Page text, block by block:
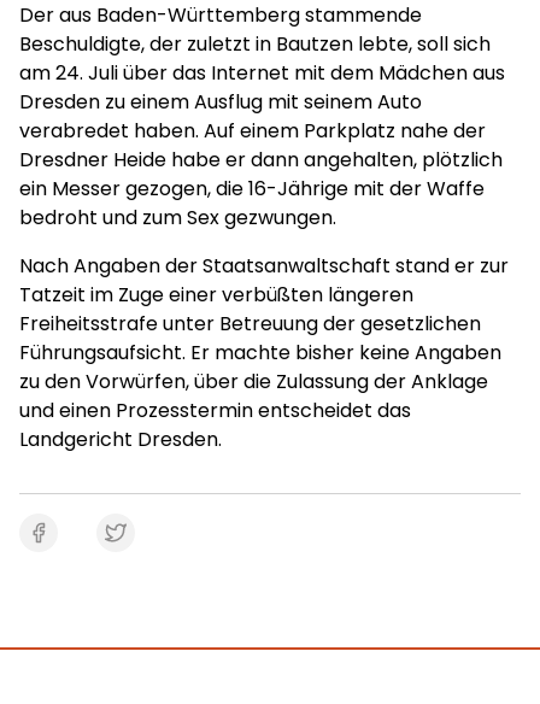
Der aus Baden-Württemberg stammende
Beschuldigte, der zuletzt in Bautzen lebte, soll sich
am 24. Juli über das Internet mit dem Mädchen aus
Dresden zu einem Ausflug mit seinem Auto
verabredet haben. Auf einem Parkplatz nahe der
Dresdner Heide habe er dann angehalten, plötzlich
ein Messer gezogen, die 16-Jährige mit der Waffe
bedroht und zum Sex gezwungen.
Nach Angaben der Staatsanwaltschaft stand er zur
Tatzeit im Zuge einer verbüßten längeren
Freiheitsstrafe unter Betreuung der gesetzlichen
Führungsaufsicht. Er machte bisher keine Angaben
zu den Vorwürfen, über die Zulassung der Anklage
und einen Prozesstermin entscheidet das
Landgericht Dresden.